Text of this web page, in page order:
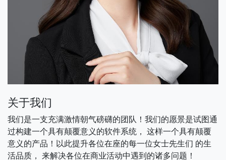
关于我们
我们是一支充满激情朝气磅礴的团队！我们的愿景是试图通
过构建一个具有颠覆意义的软件系统， 这样一个具有颠覆
意义的产品！以此提升各位在座的每一位女士先生们 的生
活品质， 来解决各位在商业活动中遇到的诸多问题！